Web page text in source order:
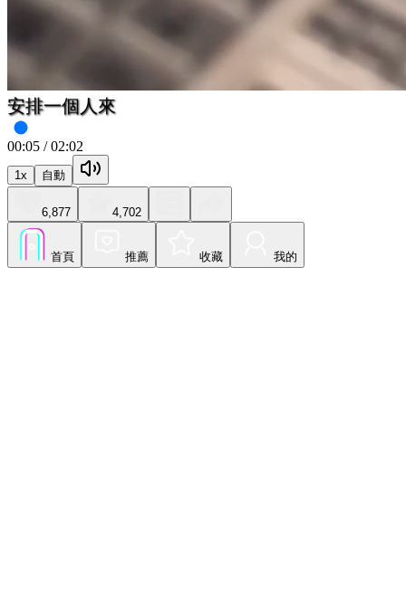
東郊八號別墅
00:05 /02:02
1x 自動
6,877 4,702
首頁 推薦 收藏 我的